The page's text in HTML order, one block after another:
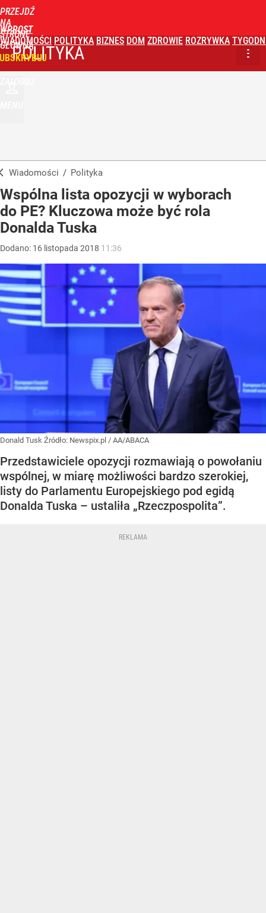
PRZEJDŹ
NA
STRONĘ
GŁÓWNĄ
WPROST
WIADOMOŚCI POLITYKA BIZNES DOM ZDROWIE ROZRYWKA
POLITYKA
Wiadomości / Polityka
Wspólna lista opozycji w wyborach
do PE? Kluczowa może być rola
Donalda Tuska
Dodano: 16 listopada 2018 11:36
Donald Tusk Źródło: Newspix.pl / AA/ABACA
Przedstawiciele opozycji rozmawiają o powołaniu
wspólnej, w miarę możliwości bardzo szerokiej,
listy do Parlamentu Europejskiego pod egidą
Donalda Tuska – ustaliła „Rzeczpospolita”.